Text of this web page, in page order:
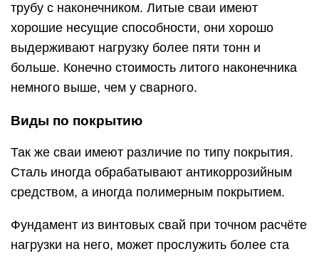
трубу с наконечником. Литые сваи имеют
хорошие несущие способности, они хорошо
выдерживают нагрузку более пяти тонн и
больше. Конечно стоимость литого наконечника
немного выше, чем у сварного.
Виды по покрытию
Так же сваи имеют различие по типу покрытия.
Сталь иногда обрабатывают антикоррозийным
средством, а иногда полимерным покрытием.
Фундамент из винтовых свай при точном расчёте
нагрузки на него, может прослужить более ста